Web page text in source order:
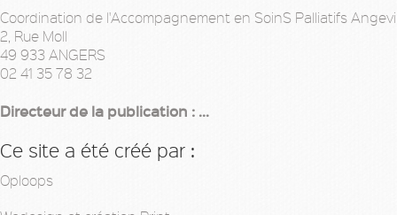
Coordination de l'Accompagnement en SoinS Palliatifs
2, Rue Moll
49 933 ANGERS
02 41 35 78 32
Directeur de la publication : ...
Ce site a été créé par :
Oploops